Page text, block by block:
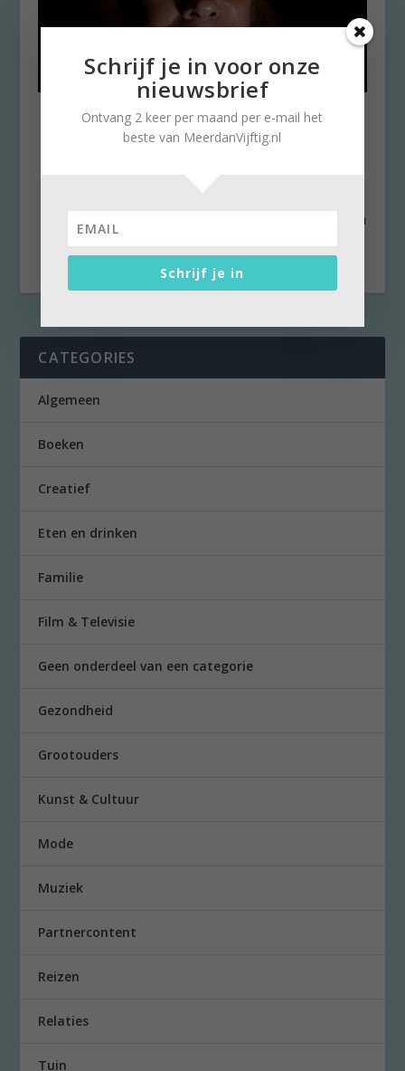
Orange the World: stop het
geweld tegen vrouwen
Drenthe. In mijn eentje in een vakantiehuisje in
CATEGORIES
Algemeen
Boeken
Creatief
Eten en drinken
Familie
Film & Televisie
Geen onderdeel van een categorie
Gezondheid
Grootouders
Kunst & Cultuur
Mode
Muziek
Partnercontent
Reizen
Relaties
Tuin
Schrijf je in voor onze
nieuwsbrief
Ontvang 2 keer per maand per e-mail het
beste van MeerdanVijftig.nl
Schrijf je in